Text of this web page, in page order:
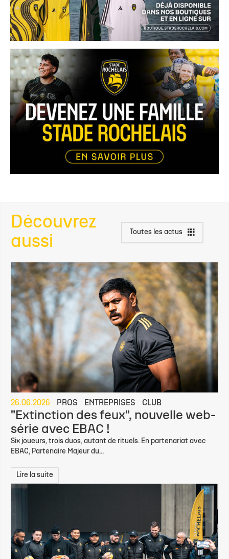
Découvrez
aussi
Toutes les actus
26.06.2026 PROS ENTREPRISES CLUB
"Extinction des feux", nouvelle web-
série avec EBAC !
Six joueurs, trois duos, autant de rituels. En partenariat avec
EBAC, Partenaire Majeur du...
Lire la suite